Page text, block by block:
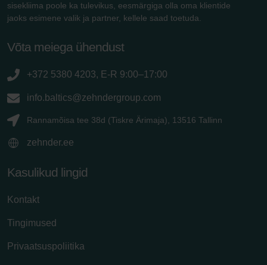
sisekliima poole ka tulevikus, eesmärgiga olla oma klientide
jaoks esimene valik ja partner, kellele saad toetuda.
Võta meiega ühendust
+372 5380 4203, E-R 9:00–17:00
info.baltics@zehndergroup.com
Rannamõisa tee 38d (Tiskre Ärimaja), 13516 Tallinn
zehnder.ee
Kasulikud lingid
Kontakt
Tingimused
Privaatsuspoliitika